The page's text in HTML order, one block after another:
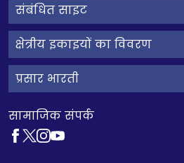
संबंधित साइट
क्षेत्रीय इकाइयों का विवरण
प्रसार भारती
सामाजिक संपर्क